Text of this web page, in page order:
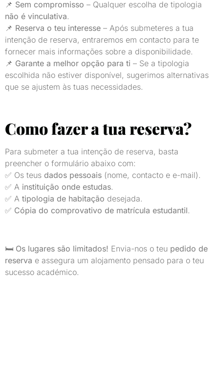
📌 Sem compromisso – Qualquer escolha de tipologia
não é vinculativa.
📌 Reserva o teu interesse – Após submeteres a tua
intenção de reserva, entraremos em contacto para te
fornecer mais informações sobre a disponibilidade.
📌 Garante a melhor opção para ti – Se a tipologia
escolhida não estiver disponível, sugerimos alternativas
que se ajustem às tuas necessidades.
Como fazer a tua reserva?
Para submeter a tua intenção de reserva, basta
preencher o formulário abaixo com:
✅ Os teus dados pessoais (nome, contacto e e-mail).
✅ A instituição onde estudas.
✅ A tipologia de habitação desejada.
✅ Cópia do comprovativo de matrícula estudantil.
🛏️ Os lugares são limitados! Envia-nos o teu pedido de
reserva e assegura um alojamento pensado para o teu
sucesso académico.